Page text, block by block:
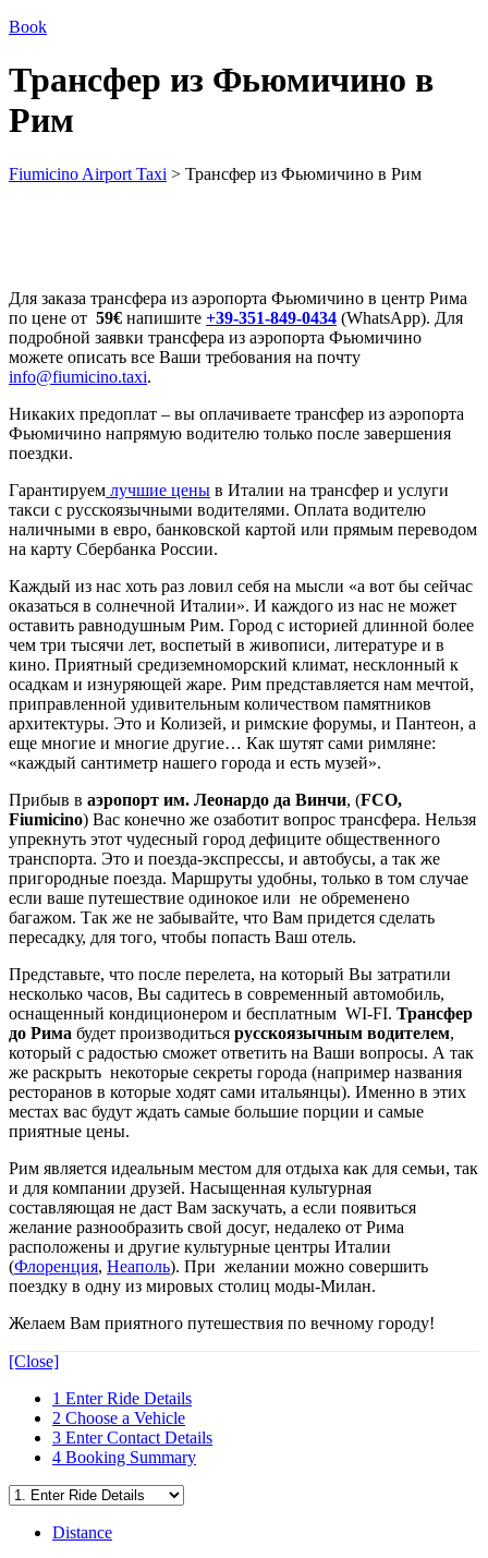
Book
Трансфер из Фьюмичино в
Рим
Fiumicino Airport Taxi > Трансфер из Фьюмичино в Рим
Для заказа трансфера из аэропорта Фьюмичино в центр Рима
по цене от 59€ напишите +39-351-849-0434 (WhatsApp). Для
подробной заявки трансфера из аэропорта Фьюмичино
можете описать все Ваши требования на почту
info@fiumicino.taxi.
Никаких предоплат – вы оплачиваете трансфер из аэропорта
Фьюмичино напрямую водителю только после завершения
поездки.
Гарантируем лучшие цены в Италии на трансфер и услуги
такси с русскоязычными водителями. Оплата водителю
наличными в евро, банковской картой или прямым переводом
на карту Сбербанка России.
Каждый из нас хоть раз ловил себя на мысли «а вот бы сейчас
оказаться в солнечной Италии». И каждого из нас не может
оставить равнодушным Рим. Город с историей длинной более
чем три тысячи лет, воспетый в живописи, литературе и в
кино. Приятный средиземноморский климат, несклонный к
осадкам и изнуряющей жаре. Рим представляется нам мечтой,
приправленной удивительным количеством памятников
архитектуры. Это и Колизей, и римские форумы, и Пантеон, а
еще многие и многие другие… Как шутят сами римляне:
«каждый сантиметр нашего города и есть музей».
Прибыв в аэропорт им. Леонардо да Винчи, (FCO,
Fiumicino) Вас конечно же озаботит вопрос трансфера. Нельзя
упрекнуть этот чудесный город дефиците общественного
транспорта. Это и поезда-экспрессы, и автобусы, а так же
пригородные поезда. Маршруты удобны, только в том случае
если ваше путешествие одинокое или не обременено
багажом. Так же не забывайте, что Вам придется сделать
пересадку, для того, чтобы попасть Ваш отель.
Представьте, что после перелета, на который Вы затратили
несколько часов, Вы садитесь в современный автомобиль,
оснащенный кондиционером и бесплатным WI-FI. Трансфер
до Рима будет производиться русскоязычным водителем,
который с радостью сможет ответить на Ваши вопросы. А так
же раскрыть некоторые секреты города (например названия
ресторанов в которые ходят сами итальянцы). Именно в этих
местах вас будут ждать самые большие порции и самые
приятные цены.
Рим является идеальным местом для отдыха как для семьи, так
и для компании друзей. Насыщенная культурная
составляющая не даст Вам заскучать, а если появиться
желание разнообразить свой досуг, недалеко от Рима
расположены и другие культурные центры Италии
(Флоренция, Неаполь). При желании можно совершить
поездку в одну из мировых столиц моды-Милан.
Желаем Вам приятного путешествия по вечному городу!
[Close]
1 Enter Ride Details
2 Choose a Vehicle
3 Enter Contact Details
4 Booking Summary
Distance